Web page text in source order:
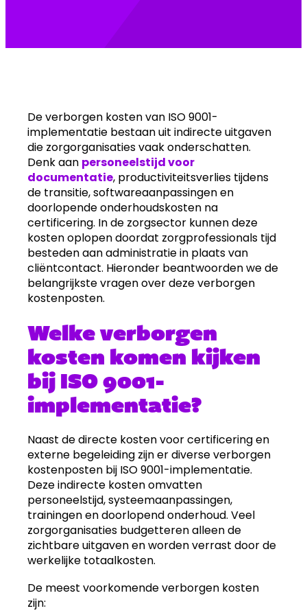
De verborgen kosten van ISO 9001-
implementatie bestaan uit indirecte uitgaven
die zorgorganisaties vaak onderschatten.
Denk aan personeelstijd voor
documentatie, productiviteitsverlies tijdens
de transitie, softwareaanpassingen en
doorlopende onderhoudskosten na
certificering. In de zorgsector kunnen deze
kosten oplopen doordat zorgprofessionals tijd
besteden aan administratie in plaats van
cliëntcontact. Hieronder beantwoorden we de
belangrijkste vragen over deze verborgen
kostenposten.
Welke verborgen
kosten komen kijken
bij ISO 9001-
implementatie?
Naast de directe kosten voor certificering en
externe begeleiding zijn er diverse verborgen
kostenposten bij ISO 9001-implementatie.
Deze indirecte kosten omvatten
personeelstijd, systeemaanpassingen,
trainingen en doorlopend onderhoud. Veel
zorgorganisaties budgetteren alleen de
zichtbare uitgaven en worden verrast door de
werkelijke totaalkosten.
De meest voorkomende verborgen kosten
zijn: